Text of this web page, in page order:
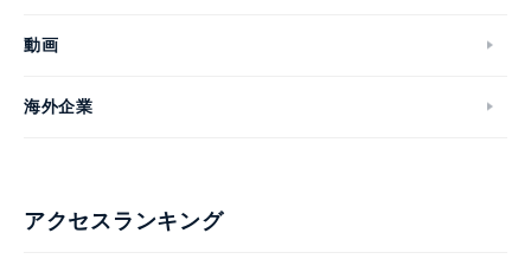
動画
海外企業
アクセスランキング